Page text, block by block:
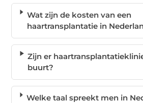
Wat zijn de kosten van een
haartransplantatie in
Zijn er
buurt?
Welke taal spreekt men in